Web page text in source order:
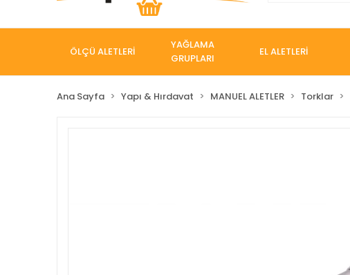
ÖLÇÜ ALETLERİ
YAĞLAMA
GRUPLARI
EL ALETLERİ
Ana Sayfa Yapı & Hırdavat MANUEL ALETLER Torklar